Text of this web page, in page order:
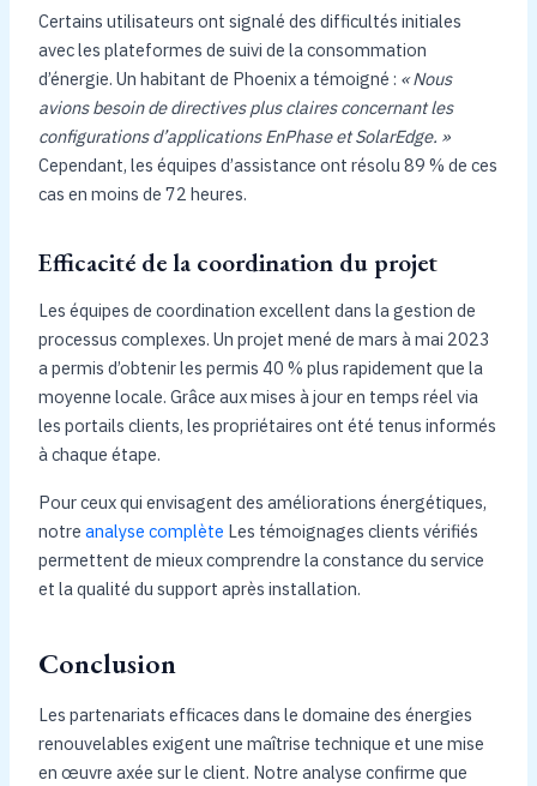
Certains utilisateurs ont signalé des difficultés initiales
avec les plateformes de suivi de la consommation
d’énergie. Un habitant de Phoenix a témoigné : « Nous
avions besoin de directives plus claires concernant les
configurations d’applications EnPhase et SolarEdge. »
Cependant, les équipes d’assistance ont résolu 89 % de ces
cas en moins de 72 heures.
Efficacité de la coordination du projet
Les équipes de coordination excellent dans la gestion de
processus complexes. Un projet mené de mars à mai 2023
a permis d’obtenir les permis 40 % plus rapidement que la
moyenne locale. Grâce aux mises à jour en temps réel via
les portails clients, les propriétaires ont été tenus informés
à chaque étape.
Pour ceux qui envisagent des améliorations énergétiques,
notre analyse complète Les témoignages clients vérifiés
permettent de mieux comprendre la constance du service
et la qualité du support après installation.
Conclusion
Les partenariats efficaces dans le domaine des énergies
renouvelables exigent une maîtrise technique et une mise
en œuvre axée sur le client. Notre analyse confirme que